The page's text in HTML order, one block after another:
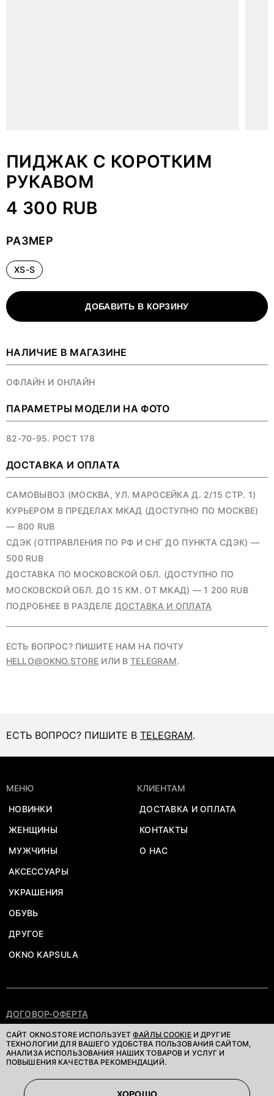
САЙТ OKNO.STORE ИСПОЛЬЗУЕТФАЙЛЫ COOKIEИ ДРУГИЕ
ТЕХНОЛОГИИ ДЛЯ ВАШЕГО УДОБСТВА ПОЛЬЗОВАНИЯ САЙТОМ,
АНАЛИЗА ИСПОЛЬЗОВАНИЯ НАШИХ ТОВАРОВ И УСЛУГ И
ПОВЫШЕНИЯ КАЧЕСТВА РЕКОМЕНДАЦИЙ.
ПИДЖАК С КОРОТКИМ
РУКАВОМ
4 300 RUB
РАЗМЕР
XS-S
ДОБАВИТЬ В КОРЗИНУ
НАЛИЧИЕ В МАГАЗИНЕ
ОФЛАЙН И ОНЛАЙН
ПАРАМЕТРЫ МОДЕЛИ НА ФОТО
82-70-95. РОСТ 178
ДОСТАВКА И ОПЛАТА
САМОВЫВОЗ (МОСКВА, УЛ. МАРОСЕЙКА Д. 2/15 СТР. 1)
КУРЬЕРОМ В ПРЕДЕЛАХ МКАД (ДОСТУПНО ПО МОСКВЕ)
— 800 RUB
СДЭК (ОТПРАВЛЕНИЯ ПО РФ И СНГ ДО ПУНКТА СДЭК) —
500 RUB
ДОСТАВКА ПО МОСКОВСКОЙ ОБЛ. (ДОСТУПНО ПО
МОСКОВСКОЙ ОБЛ. ДО 15 КМ. ОТ МКАД) — 1 200 RUB
ПОДРОБНЕЕ В РАЗДЕЛЕ ДОСТАВКА И ОПЛАТА
ЕСТЬ ВОПРОС? ПИШИТЕ НАМ НА ПОЧТУ
HELLO@OKNO.STORE ИЛИ ВTELEGRAM.
ЕСТЬ ВОПРОС? ПИШИТЕ В TELEGRAM.
МЕНЮ
НОВИНКИ
ЖЕНЩИНЫ
МУЖЧИНЫ
АКСЕССУАРЫ
УКРАШЕНИЯ
ОБУВЬ
ДРУГОЕ
OKNO KAPSULA
КЛИЕНТАМ
ДОСТАВКА И ОПЛАТА
КОНТАКТЫ
О НАС
ДОГОВОР-ОФЕРТА
ПОЛИТИКА КОНФИДЕНЦИАЛЬНОСТИ
©OKNOSTORE. ВСЕ ПРАВА ЗАЩИЩЕНЫ